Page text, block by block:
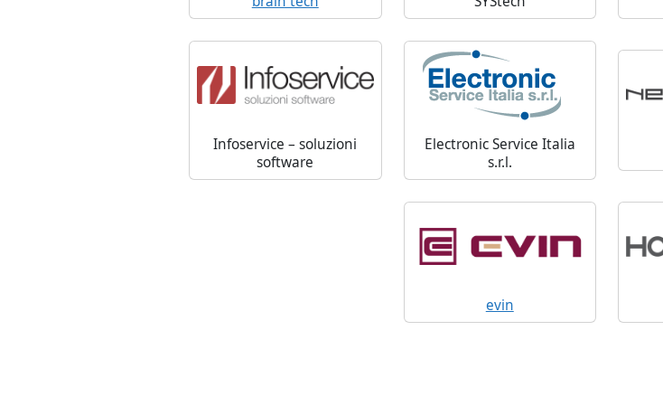
Infoservice – soluzioni
software
Electronic Service Italia
s.r.l.
evin